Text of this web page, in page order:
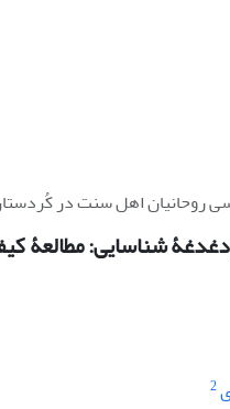
روحانیان اهل سنت در
شناسایی:
2